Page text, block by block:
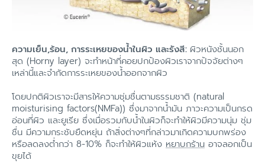
ความเย็น,ร้อน, การระเหยของน้ำในผิว และรังสี: ผิวหนังชั้นนอก
สุด (Horny layer) จะทำหน้าที่คอยปกป้องผิวเราจากปัจจัยต่างๆ
เหล่านี้และจำกัดการระเหยของน้ำออกจากผิว
โดยปกติผิวเราจะมีสารให้ความชุ่มชื่นตามธรรมชาติ (natural
moisturising factors(NMFa)) ซึ่งมาจากน้ำมัน ภาวะความเป็นกรด
อ่อนที่ผิว และยูเรีย ซึ่งเมื่อรวมกับน้ำในผิวก็จะทำให้ผิวมีความนุ่ม ชุ่ม
ชื่น มีความกระชับยืดหยุ่น ถ้าสิ่งต่างๆที่กล่าวมาเกิดความบกพร่อง
หรือลดลงต่ำกว่า 8-10% ก็จะทำให้ผิวแห้ง หยาบกร้าน อาจลอกเป็น
ขุยได้